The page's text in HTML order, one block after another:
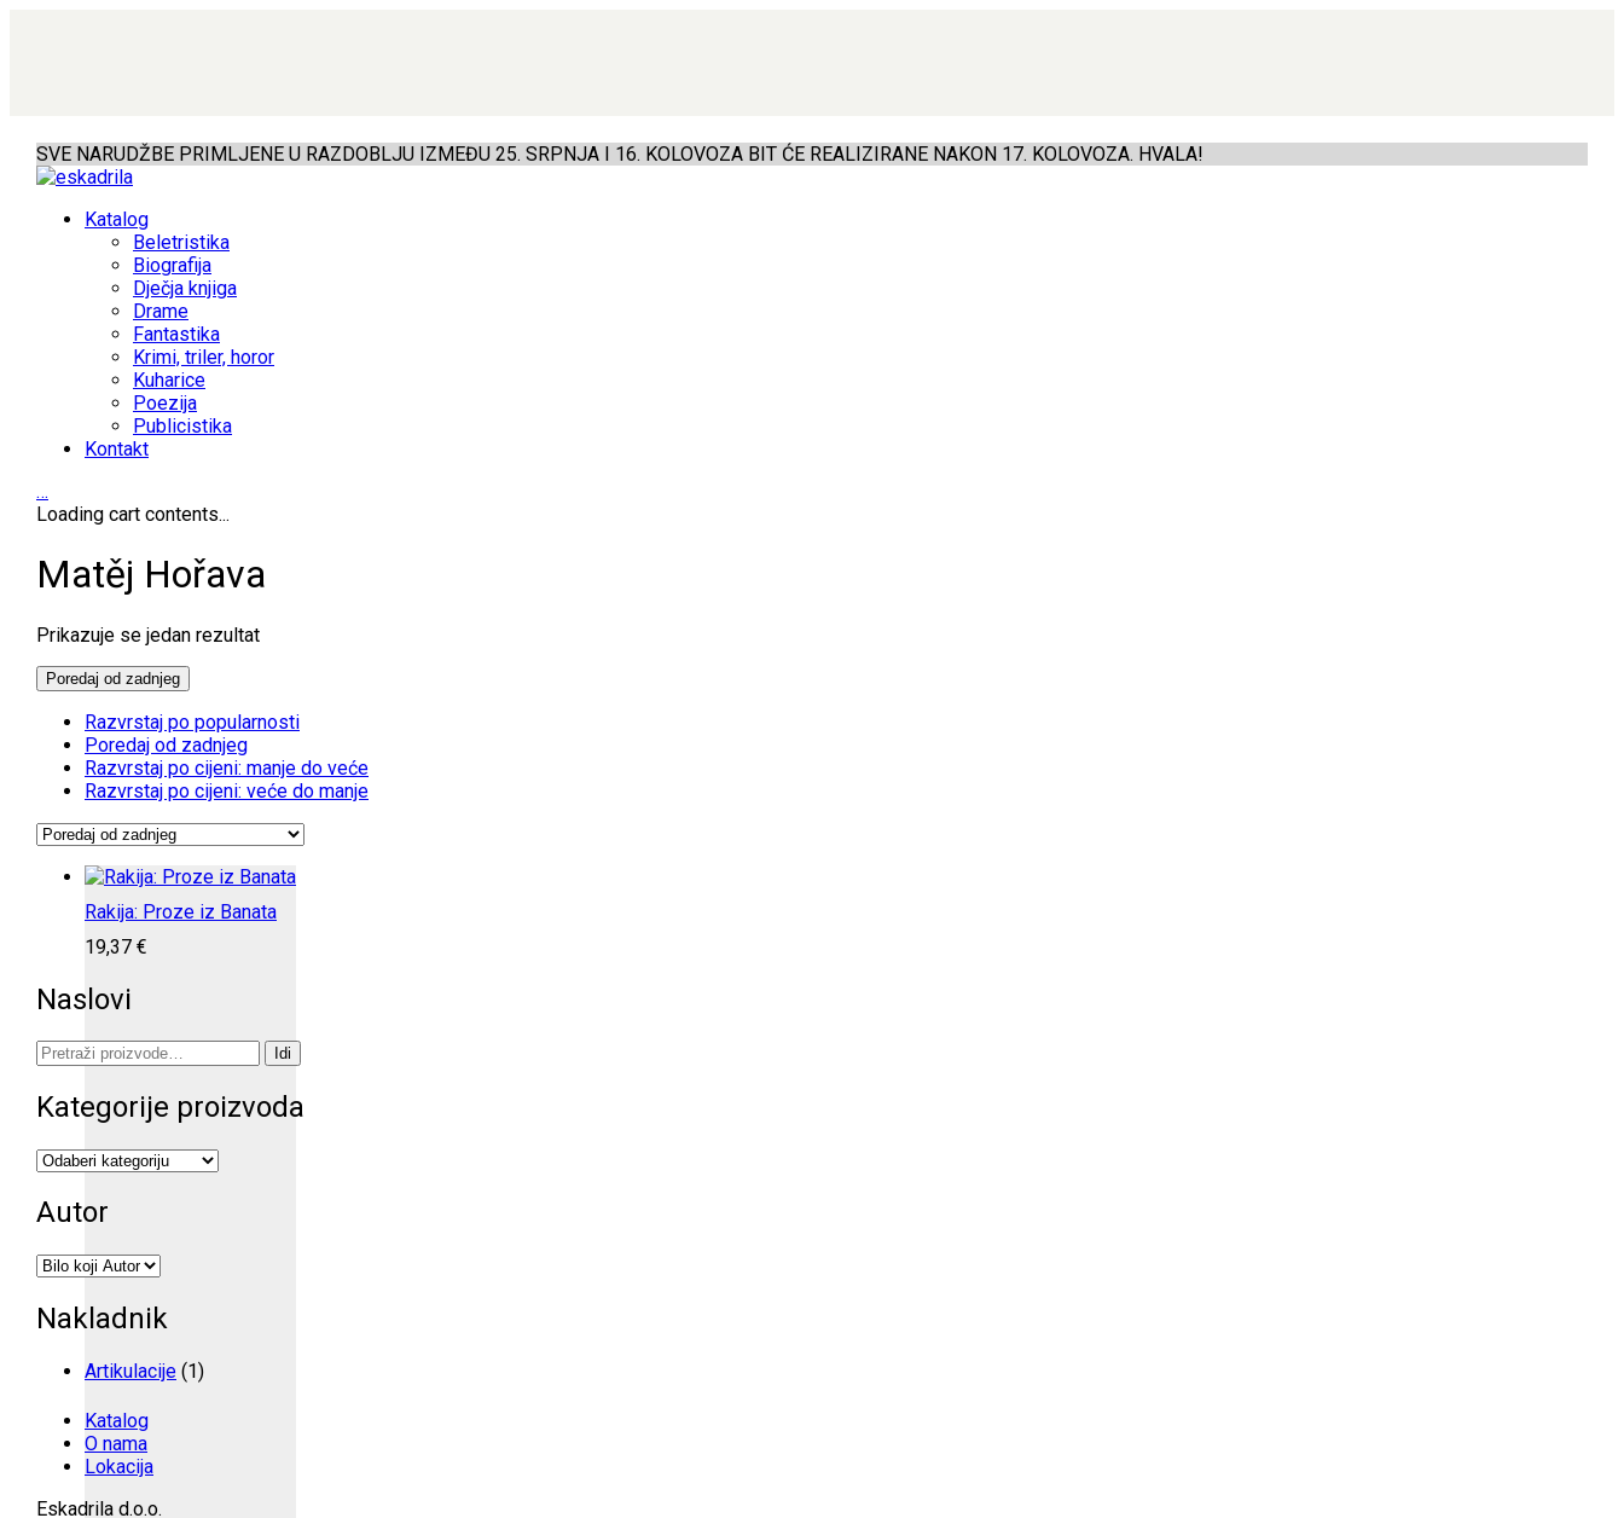
SVE NARUDŽBE PRIMLJENE U RAZDOBLJU IZMEĐU 25. SRPNJA I 16. KOLOVOZA BIT ĆE REALIZIRANE NAKON 17. KOLOVOZA. HVALA!
Katalog
Beletristika
Biografija
Dječja knjiga
Drame
Fantastika
Krimi, triler, horor
Kuharice
Poezija
Publicistika
Kontakt
…
Loading cart contents...
Matěj Hořava
Prikazuje se jedan rezultat
Poredaj od zadnjeg
Razvrstaj po popularnosti
Poredaj od zadnjeg
Razvrstaj po cijeni: manje do veće
Razvrstaj po cijeni: veće do manje
Rakija: Proze iz Banata
19,37 €
Naslovi
Pretraži: Idi
Kategorije proizvoda
Autor
Nakladnik
Artikulacije (1)
Katalog
O nama
Lokacija
Eskadrila d.o.o.